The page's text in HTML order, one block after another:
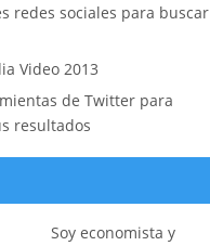
redes sociales para buscar
Video 2013
de Twitter para
resultados
Soy economista y